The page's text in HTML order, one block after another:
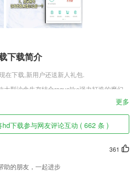
下载简介
在下载,新用户还送新人礼包.
大型沙盒生存结合roguelike强力打造的魔幻
化身为一个小女孩，需要探索稀奇古怪的大
，独自开启探索和冒险，对抗坏女巫，看上
与此同时游戏中有大量的神器怪物和植物等，
的，就看你怎么识破了。
软件特色
更多
下载参与网友评论互动 ( 662 条 )
361
助的朋友，一起进步